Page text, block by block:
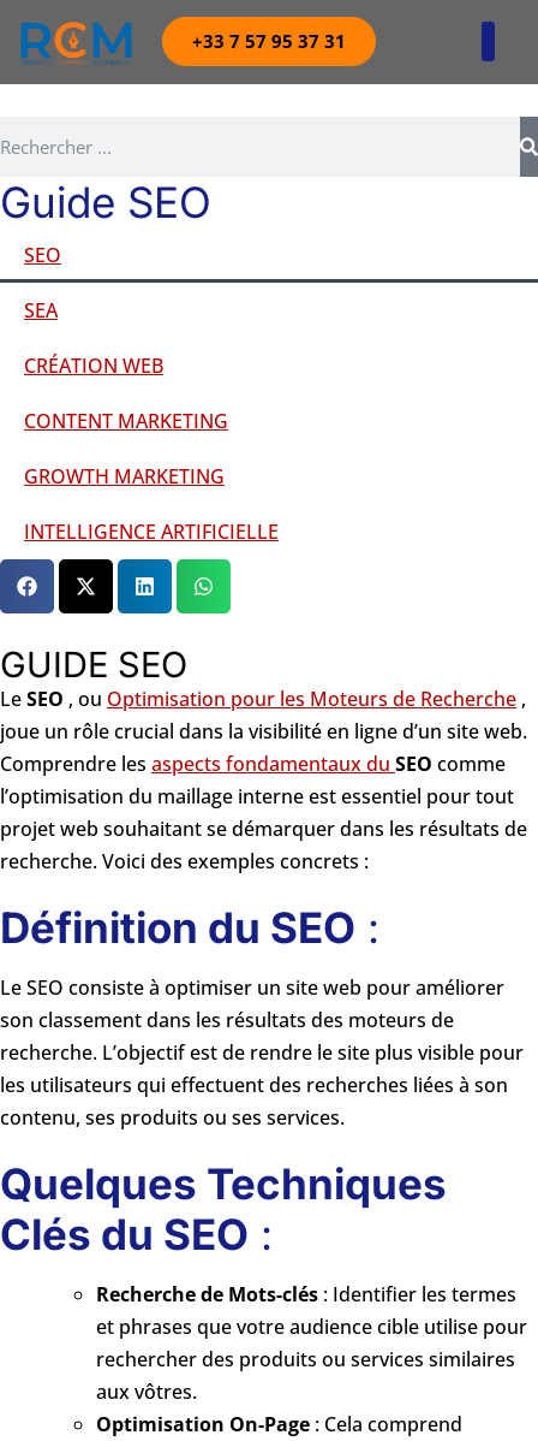
+33 7 57 95 37 31
Guide SEO
SEO
SEA
CRÉATION WEB
CONTENT MARKETING
GROWTH MARKETING
INTELLIGENCE ARTIFICIELLE
GUIDE SEO
LeSEO , ou Optimisation pour les Moteurs de Recherche ,
joue un rôle crucial dans la visibilité en ligne d’un site web.
Comprendre les aspects fondamentaux du SEO comme
l’optimisation du maillage interne est essentiel pour tout
projet web souhaitant se démarquer dans les résultats de
recherche. Voici des exemples concrets :
Définition du SEO :
Le SEO consiste à optimiser un site web pour améliorer
son classement dans les résultats des moteurs de
recherche. L’objectif est de rendre le site plus visible pour
les utilisateurs qui effectuent des recherches liées à son
contenu, ses produits ou ses services.
Quelques Techniques
Clés du SEO :
Recherche de Mots-clés : Identifier les termes
et phrases que votre audience cible utilise pour
rechercher des produits ou services similaires
aux vôtres.
Optimisation On-Page : Cela comprend